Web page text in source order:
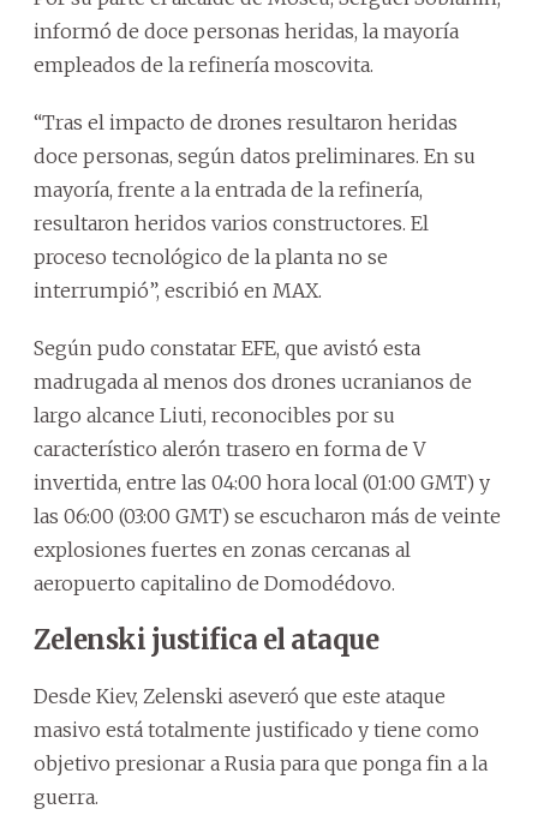
informó de doce personas heridas, la mayoría
empleados de la refinería moscovita.
“Tras el impacto de drones resultaron heridas
doce personas, según datos preliminares. En su
mayoría, frente a la entrada de la refinería,
resultaron heridos varios constructores. El
proceso tecnológico de la planta no se
interrumpió”, escribió en MAX.
Según pudo constatar EFE, que avistó esta
madrugada al menos dos drones ucranianos de
largo alcance Liuti, reconocibles por su
característico alerón trasero en forma de V
invertida, entre las 04:00 hora local (01:00 GMT) y
las 06:00 (03:00 GMT) se escucharon más de veinte
explosiones fuertes en zonas cercanas al
aeropuerto capitalino de Domodédovo.
Zelenski justifica el ataque
Desde Kiev, Zelenski aseveró que este ataque
masivo está totalmente justificado y tiene como
objetivo presionar a Rusia para que ponga fin a la
guerra.